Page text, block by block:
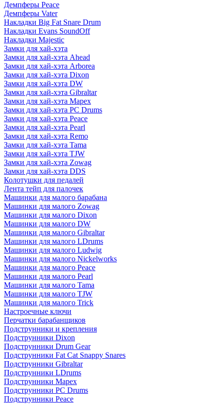
Демпферы Peace
Демпферы Vater
Накладки Big Fat Snare Drum
Накладки Evans SoundOff
Накладки Majestic
Замки для хай-хэта
Замки для хай-хэта Ahead
Замки для хай-хэта Arborea
Замки для хай-хэта Dixon
Замки для хай-хэта DW
Замки для хай-хэта Gibraltar
Замки для хай-хэта Mapex
Замки для хай-хэта PC Drums
Замки для хай-хэта Peace
Замки для хай-хэта Pearl
Замки для хай-хэта Remo
Замки для хай-хэта Tama
Замки для хай-хэта TJW
Замки для хай-хэта Zowag
Замки для хай-хэта DDS
Колотушки для педалей
Лента тейп для палочек
Машинки для малого барабана
Машинки для малого Zowag
Машинки для малого Dixon
Машинки для малого DW
Машинки для малого Gibraltar
Машинки для малого LDrums
Машинки для малого Ludwig
Машинки для малого Nickelworks
Машинки для малого Peace
Машинки для малого Pearl
Машинки для малого Tama
Машинки для малого TJW
Машинки для малого Trick
Настроечные ключи
Перчатки барабанщиков
Подструнники и крепления
Подструнники Dixon
Подструнники Drum Gear
Подструнники Fat Cat Snappy Snares
Подструнники Gibraltar
Подструнники LDrums
Подструнники Mapex
Подструнники PC Drums
Подструнники Peace